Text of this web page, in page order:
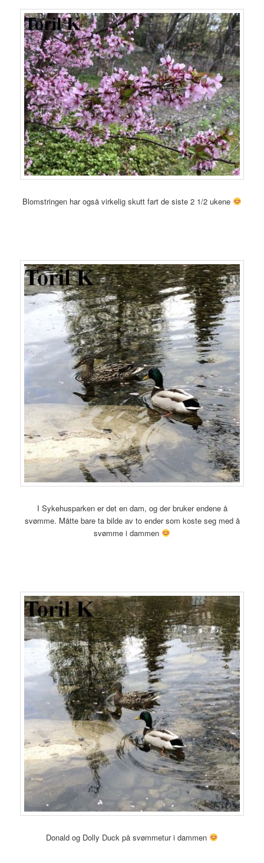
Blomstringen har også virkelig skutt fart de siste 2 1/2 ukene
I Sykehusparken er det en dam, og der bruker endene å
svømme. Måtte bare ta bilde av to ender som koste seg med å
svømme i dammen
Donald og Dolly Duck på svømmetur i dammen